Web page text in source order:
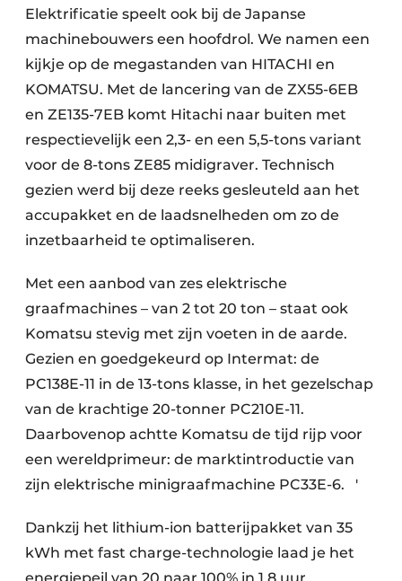
Elektrificatie speelt ook bij de Japanse
machinebouwers een hoofdrol. We namen een
kijkje op de megastanden van HITACHI en
KOMATSU. Met de lancering van de ZX55-6EB
en ZE135-7EB komt Hitachi naar buiten met
respectievelijk een 2,3- en een 5,5-tons variant
voor de 8-tons ZE85 midigraver. Technisch
gezien werd bij deze reeks gesleuteld aan het
accupakket en de laadsnelheden om zo de
inzetbaarheid te optimaliseren.
Met een aanbod van zes elektrische
graafmachines – van 2 tot 20 ton – staat ook
Komatsu stevig met zijn voeten in de aarde.
Gezien en goedgekeurd op Intermat: de
PC138E-11 in de 13-tons klasse, in het gezelschap
van de krachtige 20-tonner PC210E-11.
Daarbovenop achtte Komatsu de tijd rijp voor
een wereldprimeur: de marktintroductie van
zijn elektrische minigraafmachine PC33E-6. ′
Dankzij het lithium-ion batterijpakket van 35
kWh met fast charge-technologie laad je het